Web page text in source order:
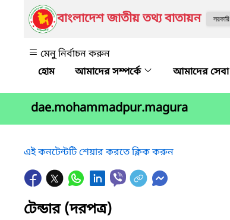
বাংলাদেশ জাতীয় তথ্য বাতায়ন
মেনু নির্বাচন করুন
আমাদের সম্পর্কে
আমাদের সেবা
dae.mohammadpur.magura
এই কনটেন্টটি শেয়ার করতে ক্লিক করুন
টেন্ডার (দরপত্র)